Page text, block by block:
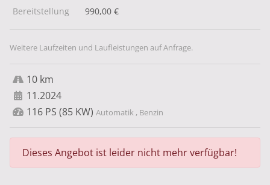
Bereitstellung
990,00 €
Weitere Laufzeiten und Laufleistungen auf Anfrage.
10 km
11.2024
116 PS (85 KW) Automatik , Benzin
Dieses Angebot ist leider nicht mehr verfügbar!